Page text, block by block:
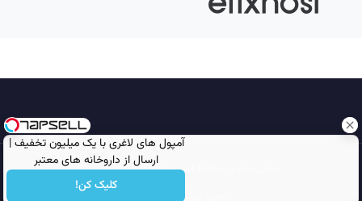
آمپول های لاغری با یک میلیون تخفیف |
ارسال از داروخانه های معتبر
کلیک کن!
تمامی حقوق محفوظ است © 2026
مجله نورگرام
انجمن نورگرام